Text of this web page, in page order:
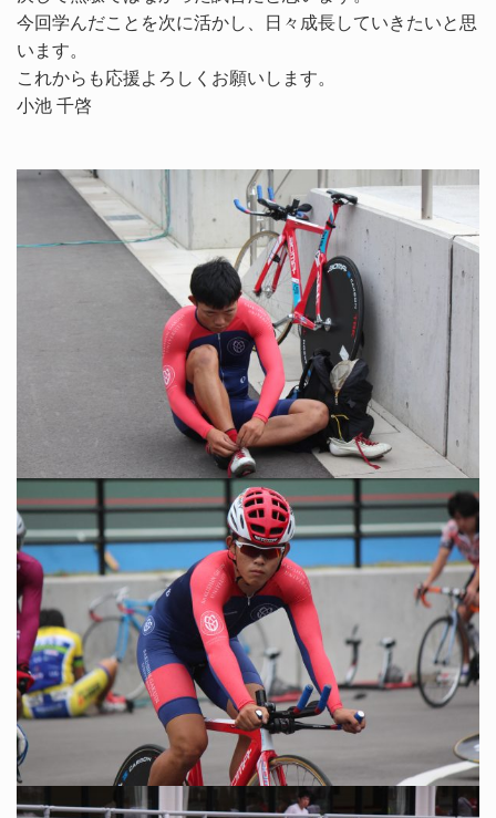
今回学んだことを次に活かし、日々成長していきたいと思
います。
これからも応援よろしくお願いします。
小池 千啓